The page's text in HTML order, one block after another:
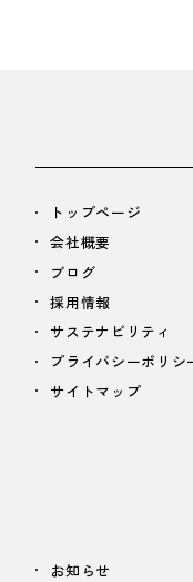
トップページ
会社概要
ブログ
採用情報
サステナビリティ
プライバシーポリシ
サイトマップ
お知らせ